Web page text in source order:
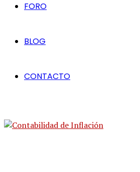
FORO
BLOG
CONTACTO